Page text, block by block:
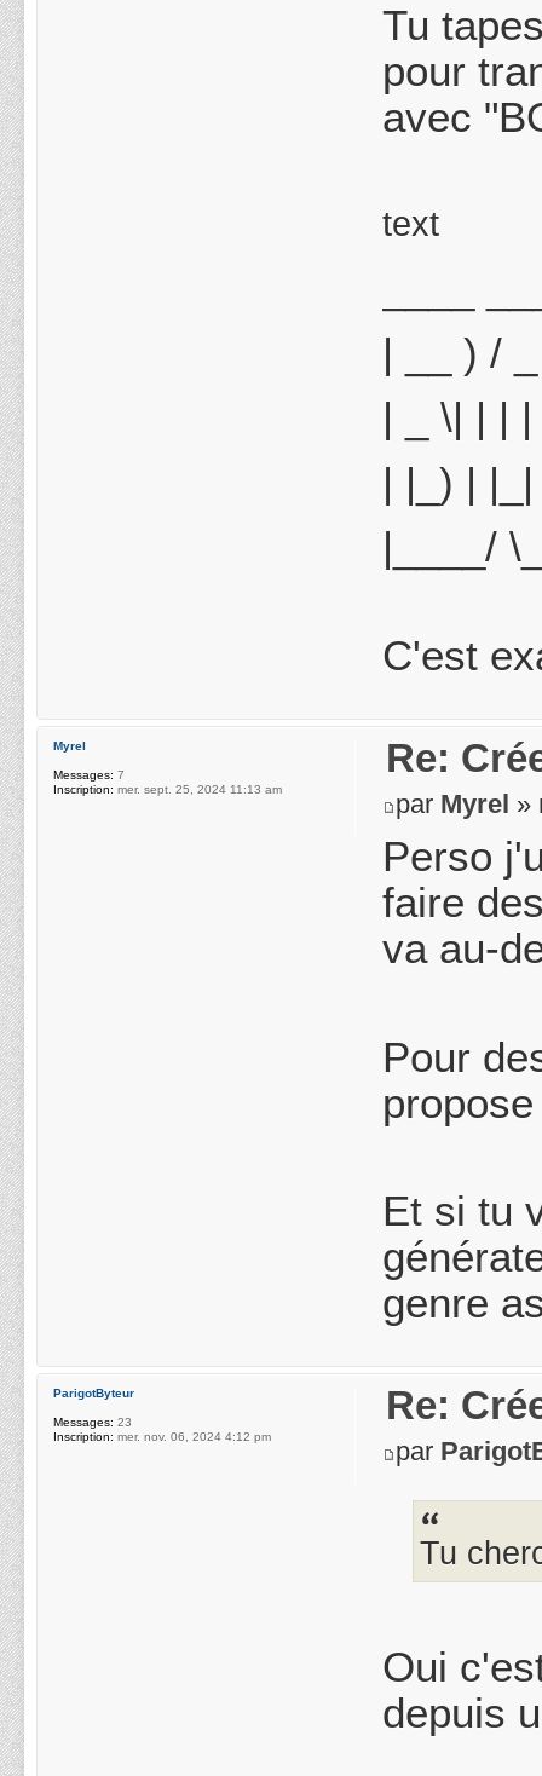
Tu
pour
avec
text
| __ ) /
| _ \| | |
| |_) |
|____/
C'est
Re:
par Myrel »
Perso
faire
va au-
Pour
Et si tu
genre
Myrel
Messages: 7
Inscription: mer. sept. 25, 2024 11:13 am
Re:
par
Tu
Oui
depuis
ParigotByteur
Messages: 23
Inscription: mer. nov. 06, 2024 4:12 pm